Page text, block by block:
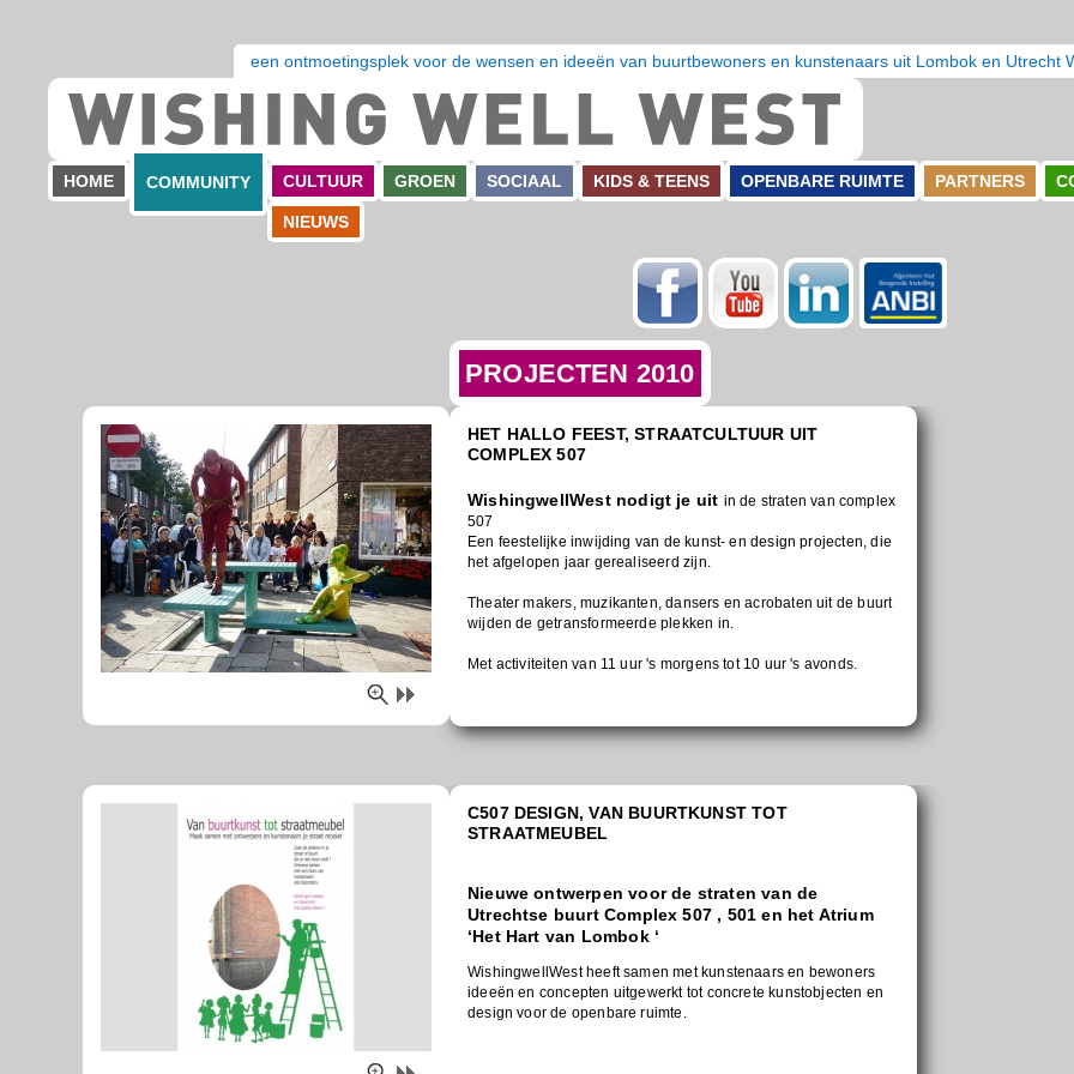
een ontmoetingsplek voor de wensen en ideeën van buurtbewoners en kunstenaars uit Lombok en Utrecht
HOME COMMUNITY CULTUUR GROEN SOCIAAL KIDS & TEENS OPENBARE RUIMTE PARTNERS
NIEUWS
LinkedIn
Youtube
Facebook
PROJECTEN 2010
HET HALLO FEEST, STRAATCULTUUR UIT
COMPLEX 507
WishingwellWest nodigt je uit in de straten van complex
507
Een feestelijke inwijding van de kunst- en design projecten, die
het afgelopen jaar gerealiseerd zijn.
Theater makers, muzikanten, dansers en acrobaten uit de buurt
wijden de getransformeerde plekken in.
Met activiteiten van 11 uur 's morgens tot 10 uur 's avonds.
C507 DESIGN, VAN BUURTKUNST TOT
STRAATMEUBEL
Nieuwe ontwerpen voor de straten van de
Utrechtse buurt Complex 507 , 501 en het Atrium
‘Het Hart van Lombok ‘
WishingwellWest heeft samen met kunstenaars en bewoners
ideeën en concepten uitgewerkt tot concrete kunstobjecten en
design voor de openbare ruimte.